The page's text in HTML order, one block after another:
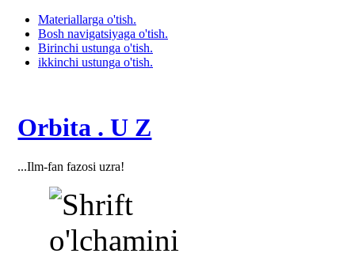
Materiallarga o'tish.
Bosh navigatsiyaga o'tish.
Birinchi ustunga o'tish.
ikkinchi ustunga o'tish.
Orbita . U Z
...Ilm-fan fazosi uzra!